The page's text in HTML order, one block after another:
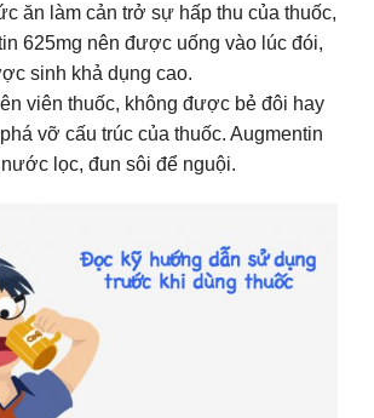
ăn làm cản trở sự hấp thu của thuốc,
625mg nên được uống vào lúc đói,
sinh khả dụng cao.
viên thuốc, không được bẻ đôi hay
vỡ cấu trúc của thuốc. Augmentin
lọc, đun sôi để nguội.